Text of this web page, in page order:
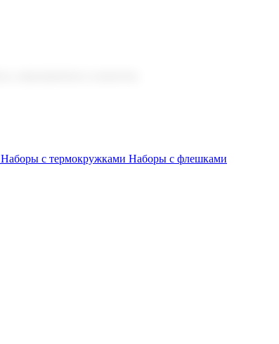
мероприятия и клиентов.
Наборы с термокружками Наборы с флешками